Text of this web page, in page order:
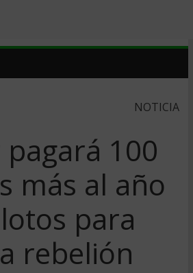
NOTICIA
pagará 100
más al año
para
rebelión